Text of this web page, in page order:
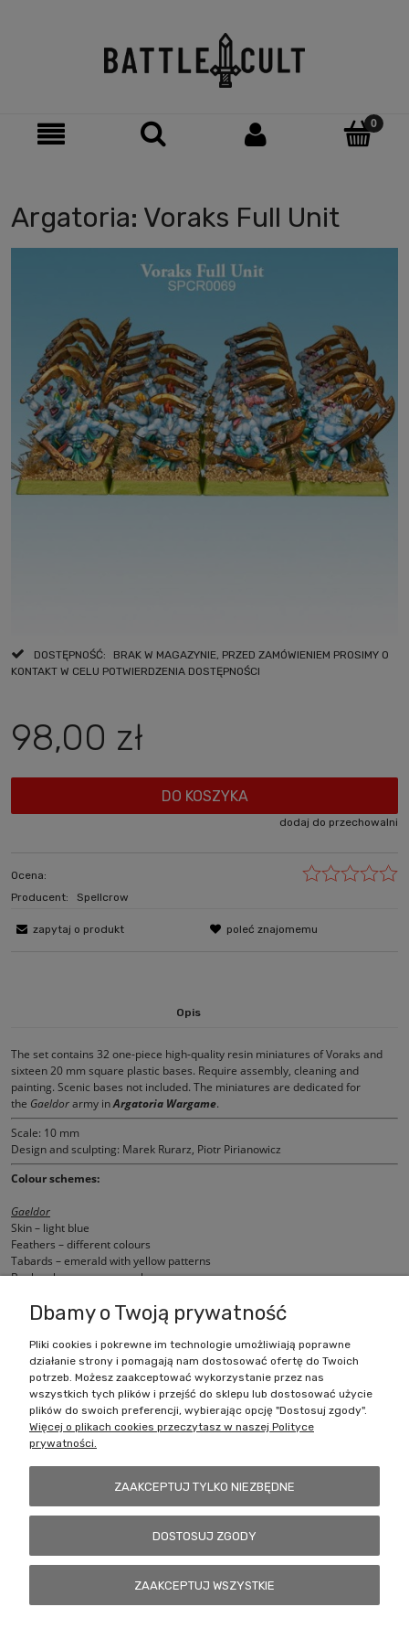
Argatoria: Voraks Full Unit
DOSTĘPNOŚĆ:
BRAK W MAGAZYNIE, PRZED ZAMÓWIENIEM PROSIMY O
KONTAKT W CELU POTWIERDZENIA DOSTĘPNOŚCI
98,00 zł
DO KOSZYKA
dodaj do przechowalni
Ocena:
Producent:
Spellcrow
zapytaj o produkt poleć znajomemu
Opis
The set contains 32 one-piece high-quality resin miniatures of Voraks and
sixteen 20 mm square plastic bases. Require assembly, cleaning and
painting. Scenic bases not included. The miniatures are dedicated for
the Gaeldorarmy inArgatoria Wargame.
Scale: 10 mm
Design and sculpting: Marek Rurarz, Piotr Pirianowicz
Colour schemes:
Gaeldor
Skin – light blue
Feathers – different colours
Tabards – emerald with yellow patterns
Beaks – brown or orange brown
Zakupy
Pomoc
Dbamy o Twoją prywatność
Pliki cookies i pokrewne im technologie umożliwiają poprawne
działanie strony i pomagają nam dostosować ofertę do Twoich
potrzeb. Możesz zaakceptować wykorzystanie przez nas
wszystkich tych plików i przejść do sklepu lub dostosować użycie
plików do swoich preferencji, wybierając opcję "Dostosuj zgody".
Więcej o plikach cookies przeczytasz w naszej Polityce
prywatności.
ZAAKCEPTUJ TYLKO NIEZBĘDNE
DOSTOSUJ ZGODY
ZAAKCEPTUJ WSZYSTKIE